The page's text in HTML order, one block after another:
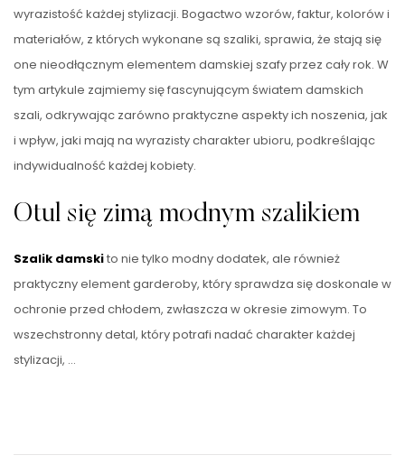
wyrazistość każdej stylizacji. Bogactwo wzorów, faktur, kolorów i
materiałów, z których wykonane są szaliki, sprawia, że stają się
one nieodłącznym elementem damskiej szafy przez cały rok. W
tym artykule zajmiemy się fascynującym światem damskich
szali, odkrywając zarówno praktyczne aspekty ich noszenia, jak
i wpływ, jaki mają na wyrazisty charakter ubioru, podkreślając
indywidualność każdej kobiety.
Otul się zimą modnym szalikiem
Szalik damskito nie tylko modny dodatek, ale również
praktyczny element garderoby, który sprawdza się doskonale w
ochronie przed chłodem, zwłaszcza w okresie zimowym. To
wszechstronny detal, który potrafi nadać charakter każdej
stylizacji, …